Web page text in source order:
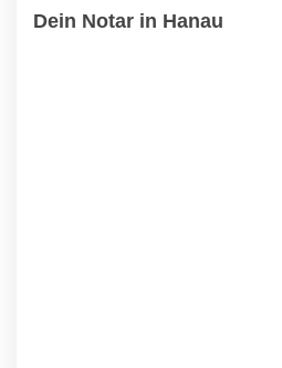
Dein Notar in Hanau